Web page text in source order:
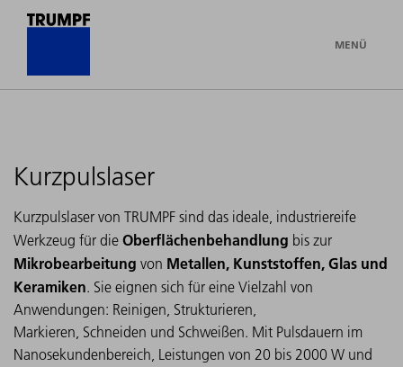
MENÜ
Kurzpulslaser
Kurzpulslaser von TRUMPF sind das ideale, industriereife
Werkzeug für die Oberflächenbehandlung bis zur
Mikrobearbeitung von Metallen, Kunststoffen, Glas und
Keramiken. Sie eignen sich für eine Vielzahl von
Anwendungen: Reinigen, Strukturieren,
Markieren, Schneiden und Schweißen. Mit Pulsdauern im
Nanosekundenbereich, Leistungen von 20 bis 2000 W und